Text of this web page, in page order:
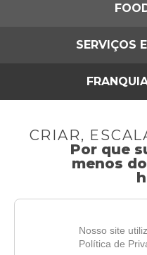
Nosso site
Política de
SERVIÇOS
CRIAR,
Por que
menos
Layout